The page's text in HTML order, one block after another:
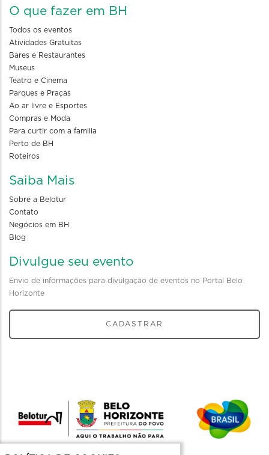
O que fazer em BH
Todos os eventos
Atividades Gratuitas
Bares e Restaurantes
Museus
Teatro e Cinema
Parques e Praças
Ao ar livre e Esportes
Compras e Moda
Para curtir com a familia
Perto de BH
Roteiros
Saiba Mais
Sobre a Belotur
Contato
Negócios em BH
Blog
Divulgue seu evento
Envio de informações para divulgação de eventos no Portal Belo
Horizonte
CADASTRAR